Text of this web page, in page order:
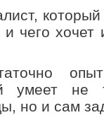
и чего хочет
умеет не
но и сам